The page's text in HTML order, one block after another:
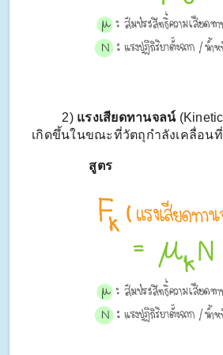
2) แรงเสียดทานจลน์(Kinetic
เกิดขึ้นในขณะที่วัตถุกำลังเคลื่อนที่
สูตร